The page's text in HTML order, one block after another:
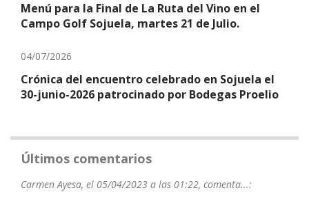
Menú para la Final de La Ruta del Vino en el
Campo Golf Sojuela, martes 21 de Julio.
04/07/2026
Crónica del encuentro celebrado en Sojuela el
30-junio-2026 patrocinado por Bodegas Proelio
Últimos comentarios
Carmen Ayesa, el 05/04/2023 a las 01:22, comenta...: